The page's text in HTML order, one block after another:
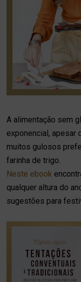
A alimentação sem
exponencial, apesar
muitos gulosos
farinha de trigo.
Neste ebook
qualquer altura do
sugestões para